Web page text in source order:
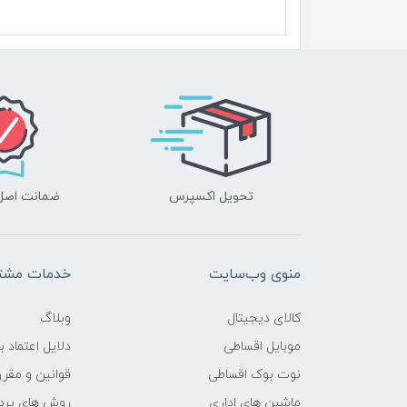
نوع حافظه داخلی
گرافیکی
تحویل اکسپرس ضمانت
منوی وب‌سایت
کالای دیجیتال
موبایل اقساطی
نوت بوک اقساطی
ماشین های اداری
خدمات
وبلاگ
دلایل اعتماد
قوانین و
روش های